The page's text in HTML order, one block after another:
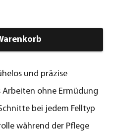
und präzise
ohne Ermüdung
bei jedem Felltyp
während der Pflege